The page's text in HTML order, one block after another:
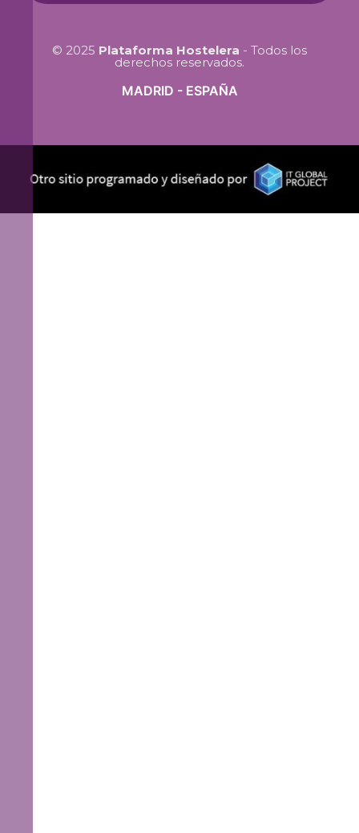
© 2025 Plataforma Hostelera - Todos los
derechos reservados.
MADRID - ESPAÑA